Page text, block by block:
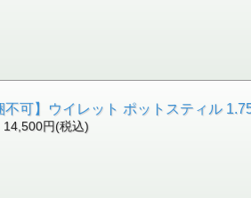
不可】ウイレット ポットスティル
14,500円(税込)